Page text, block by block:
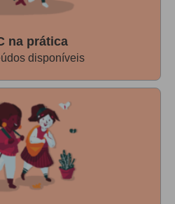
MARTE
inicial sobre o tema, a turma
chegada no Planeta
refletir sobre as características
as da Terra. Depois, podem
ou um vídeo com as
na prática
disponíveis